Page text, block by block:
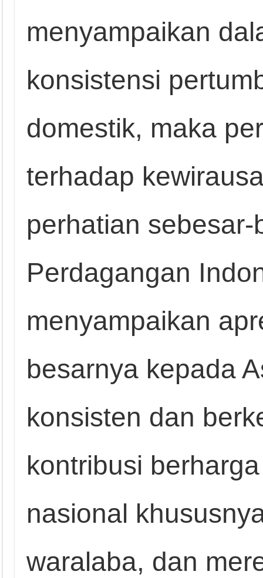
menyampaikan
konsistensi
domestik, maka
terhadap
perhatian
Perdagangan
menyampaikan
besarnya kepada
konsisten dan
kontribusi
nasional
waralaba, dan